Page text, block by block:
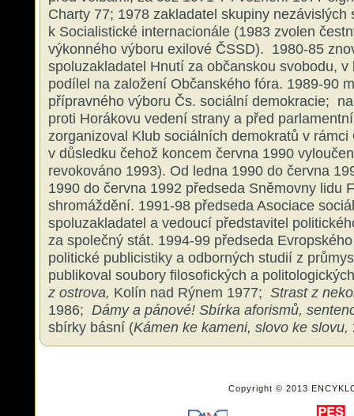
Charty 77; 1978 zakladatel skupiny nezávislých
k Socialistické internacionále (1983 zvolen
výkonného výboru exilové ČSSD). 1980-85
spoluzakladatel Hnutí za občanskou svobodu, v
podílel na založení Občanského fóra. 1989-90
přípravného výboru Čs. sociální demokracie;
proti Horákovu vedení strany a před
zorganizoval Klub sociálních demokratů v rámci
v důsledku čehož koncem června 1990
revokováno 1993). Od ledna 1990 do června
1990 do června 1992 předseda Sněmovny lidu
shromáždění. 1991-98 předseda Asociace
spoluzakladatel a vedoucí představitel
za společný stát. 1994-99 předseda
politické publicistiky a odborných studií z
publikoval soubory filosofických a
z ostrova, Kolín nad Rýnem 1977; Strast z
1986; Dámy a pánové! Sbírka aforismů,
sbírky básní (Kámen ke kameni, slovo ke slovu,
Copyright © 2013